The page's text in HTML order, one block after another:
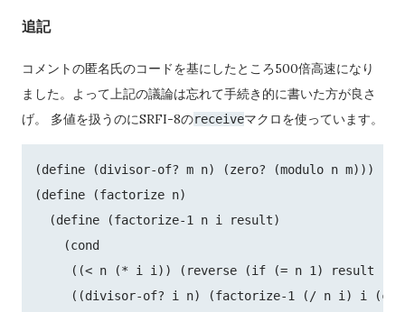
追記
コメントの匿名氏のコードを基にしたところ500倍高速になり
ました。よって上記の議論は忘れて手続き的に書いた方が良さ
げ。 多値を扱うのにSRFI-8のreceiveマクロを使っています。
(define (divisor-of? m n) (zero? (modulo n m)))
(define (factorize n)
  (define (factorize-1 n i result)
    (cond
((< n (* i i)) (reverse (if (= n 1) result
((divisor-of? i n) (factorize-1 (/ n i) i